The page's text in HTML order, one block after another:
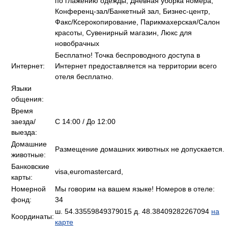
Конференц-зал/Банкетный зал, Бизнес-центр,
Факс/Ксерокопирование, Парикмахерская/Салон
красоты, Сувенирный магазин, Люкс для
новобрачных
Интернет:
Бесплатно! Точка беспроводного доступа в
Интернет предоставляется на территории всего
отеля бесплатно.
Языки
общения:
Время
заезда/
выезда:
C 14:00 / До 12:00
Домашние
животные:
Размещение домашних животных не допускается.
Банковские
карты:
visa,euromastercard,
Номерной
фонд:
Мы говорим на вашем языке! Номеров в отеле:
34
Координаты:
ш. 54.33559849379015 д. 48.38409282267094 на
карте